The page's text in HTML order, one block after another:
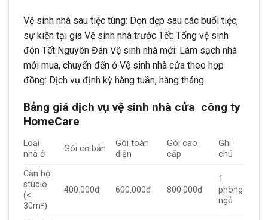
Vệ sinh nhà sau tiệc tùng: Dọn dẹp sau các buổi tiệc,
sự kiện tại gia Vệ sinh nhà trước Tết: Tổng vệ sinh
đón Tết Nguyên Đán Vệ sinh nhà mới: Làm sạch nhà
mới mua, chuyển đến ở Vệ sinh nhà cửa theo hợp
đồng: Dịch vụ định kỳ hàng tuần, hàng tháng
Bảng giá dịch vụ vệ sinh nhà cửa công ty
HomeCare
Loại
nhà ở
Gói cơ bản
Gói toàn
diện
Gói cao
cấp
Ghi
chú
Căn hộ
studio
(<
30m²)
400.000đ 600.000đ 800.000đ
1
phòng
ngủ